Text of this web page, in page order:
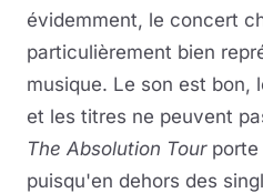
évidemment, le concert
particulièrement bien
musique. Le son est bon,
et les titres ne peuvent
The Absolution Tourporte
puisqu'en dehors des